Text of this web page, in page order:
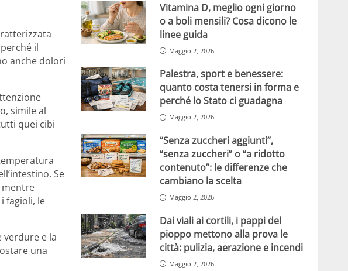
il
anche dolori
simile al
quei cibi
Se
mentre
fagioli, le
verdure e la
una
Vitamina D, meglio ogni giorno
o a boli mensili? Cosa dicono le
linee guida
Maggio 2, 2026
Palestra, sport e benessere:
quanto costa tenersi in forma e
perché lo Stato ci guadagna
Maggio 2, 2026
“Senza zuccheri aggiunti”,
“senza zuccheri” o “a ridotto
contenuto”: le differenze che
cambiano la scelta
Maggio 2, 2026
Dai viali ai cortili, i pappi del
pioppo mettono alla prova le
città: pulizia, aerazione e incendi
Maggio 2, 2026